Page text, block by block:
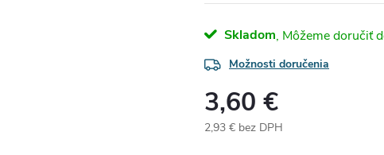
Skladom
Možnosti doručenia
3,60 €
2,93 € bez DPH